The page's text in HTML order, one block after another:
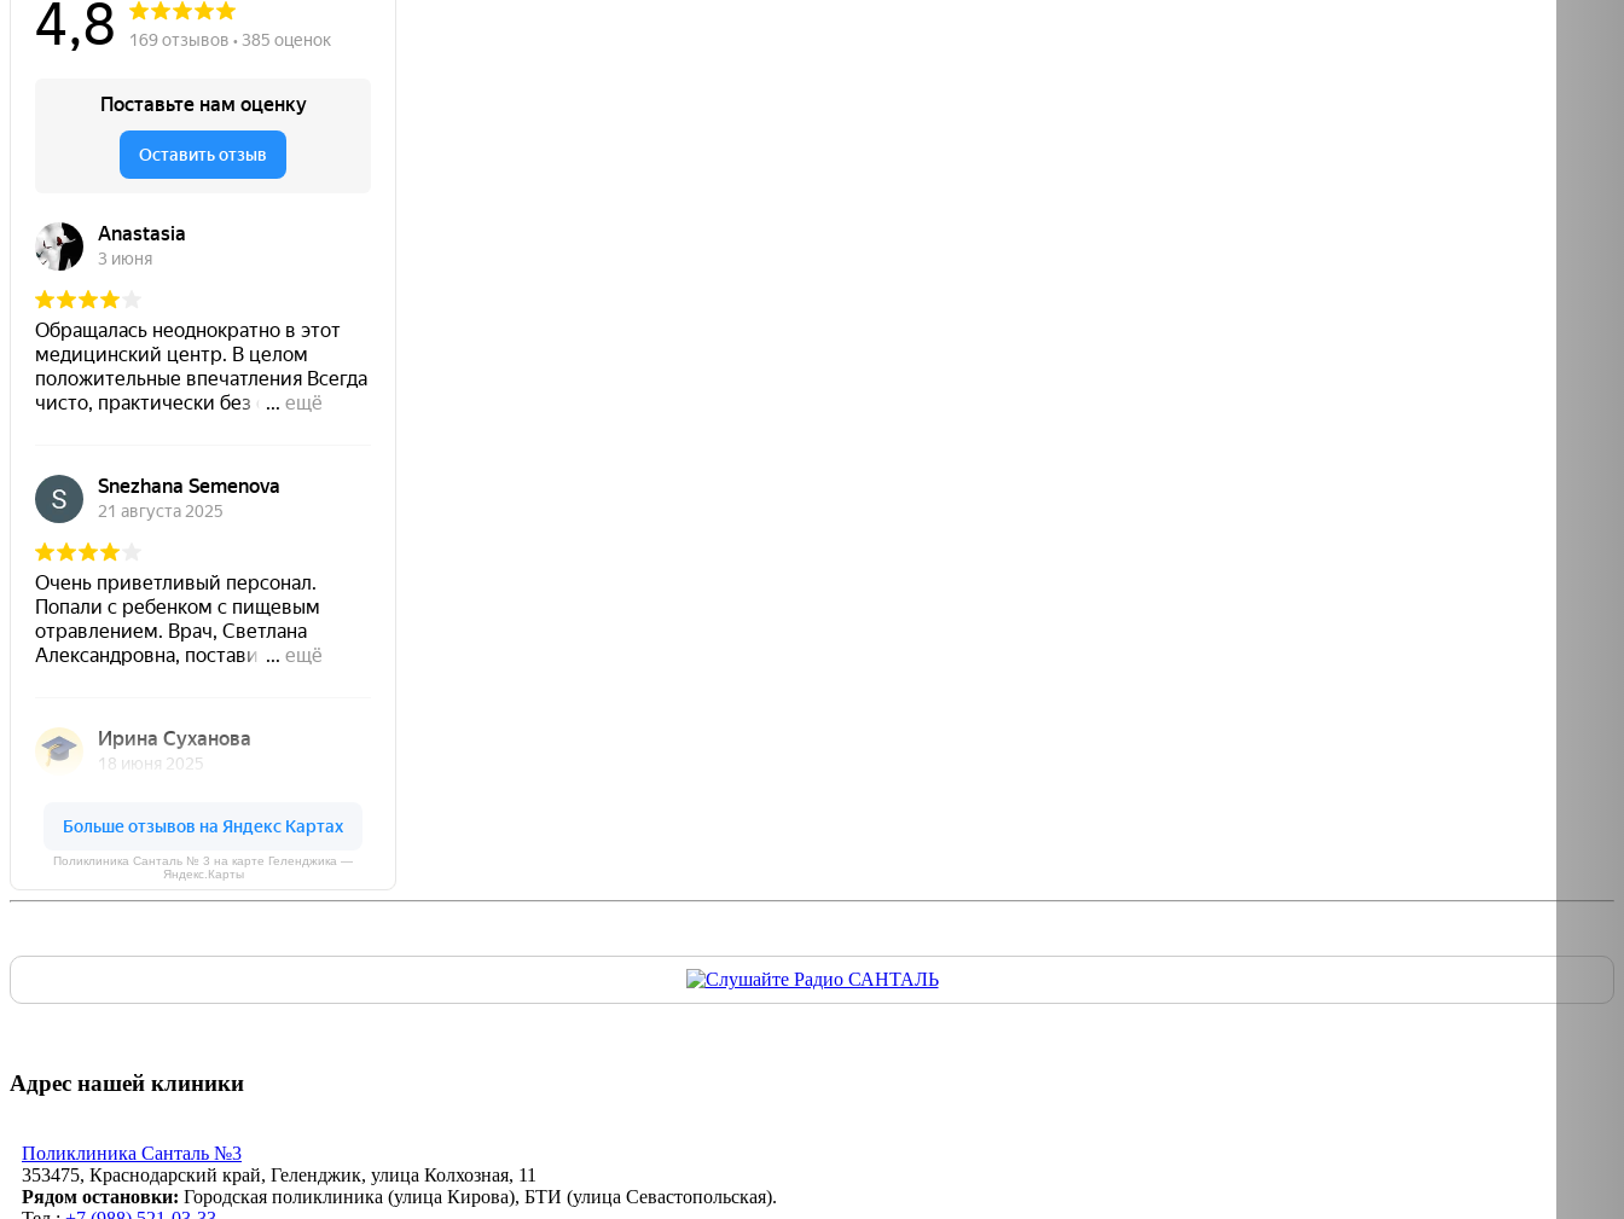
Поликлиника Санталь № 3 на карте Геленджика —
Яндекс.Карты
Адрес нашей клиники
Поликлиника Санталь №3
353475, Краснодарский край, Геленджик, улица Колхозная, 11
Рядом остановки: Городская поликлиника (улица Кирова), БТИ (улица Севастопольская).